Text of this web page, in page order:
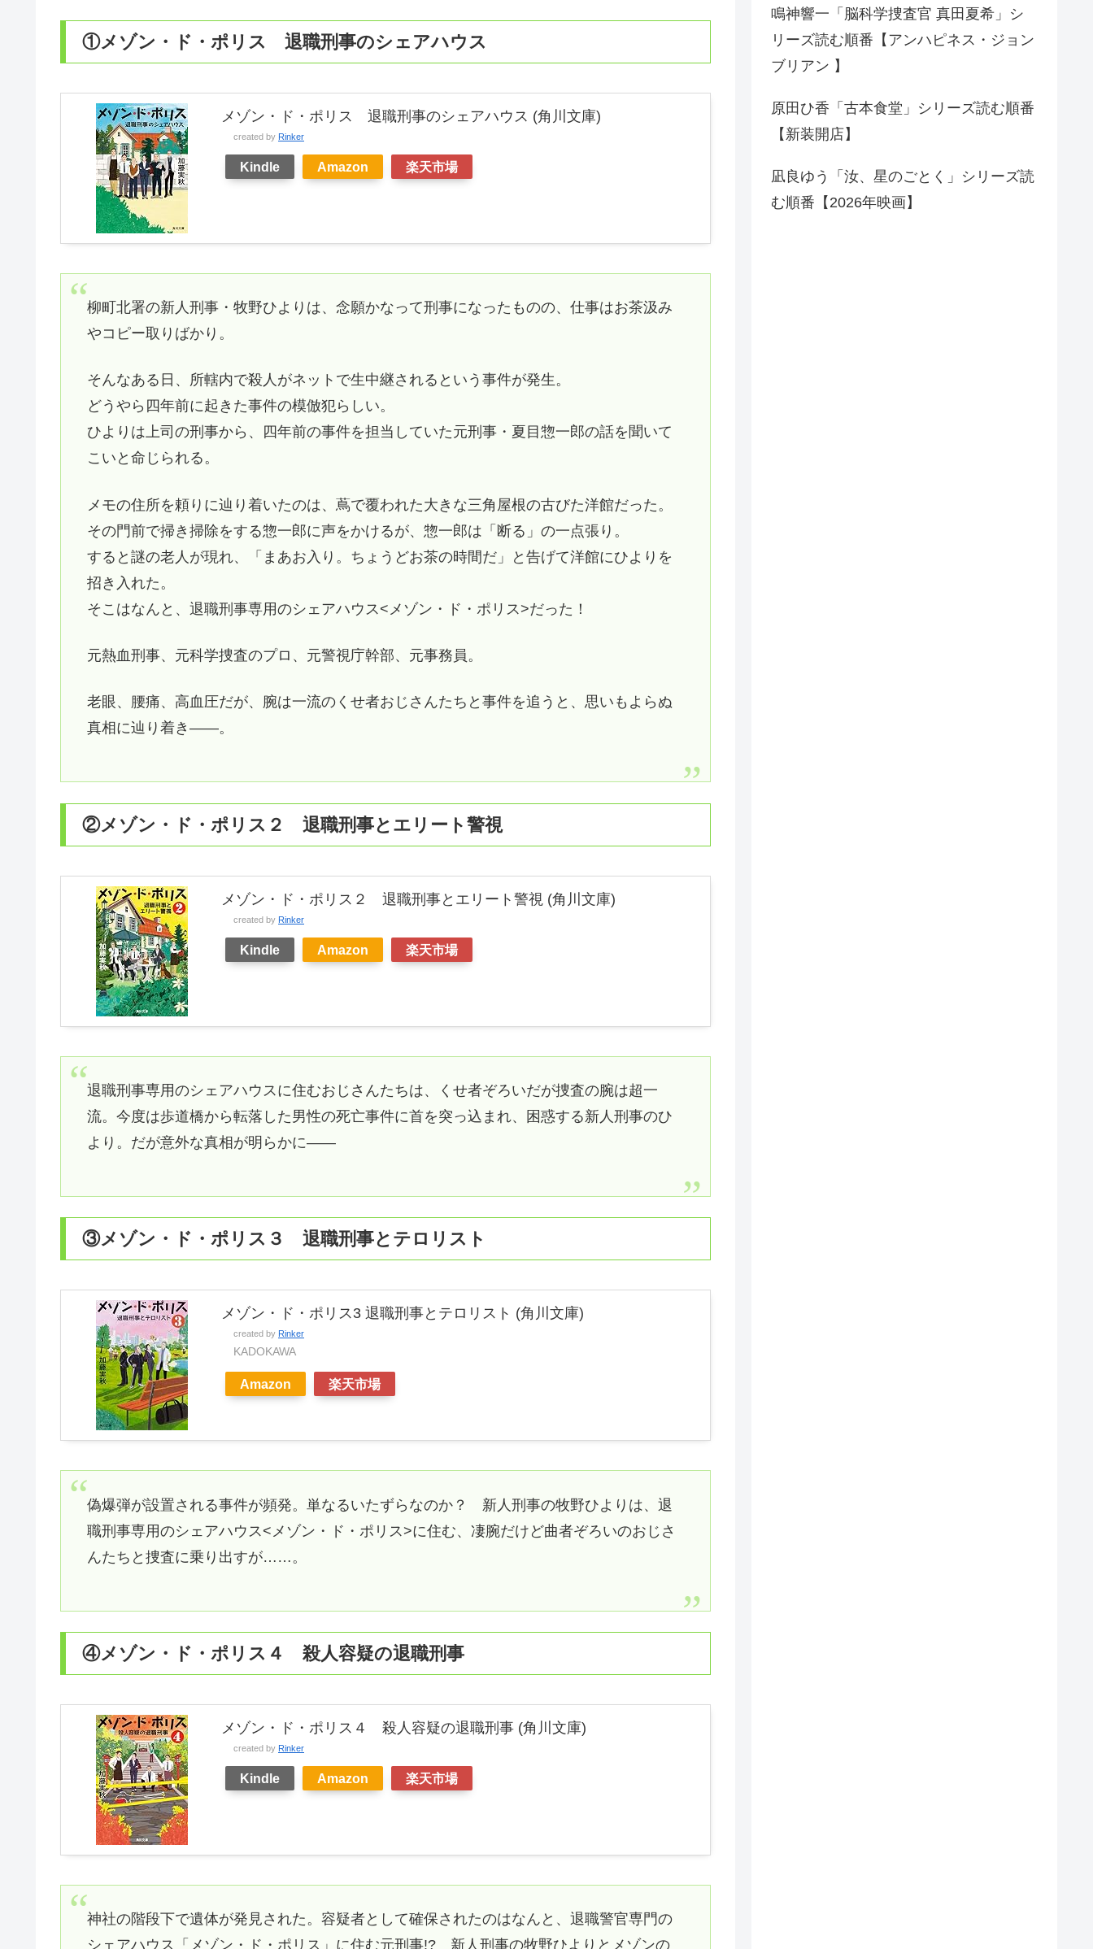
①メゾン・ド・ポリス 退職刑事のシェアハウス
メゾン・ド・ポリス 退職刑事のシェアハウス (角川文庫)
created by Rinker
Kindle Amazon 楽天市場
柳町北署の新人刑事・牧野ひよりは、念願かなって刑事になったものの、仕事はお茶汲み
やコピー取りばかり。
そんなある日、所轄内で殺人がネットで生中継されるという事件が発生。
どうやら四年前に起きた事件の模倣犯らしい。
ひよりは上司の刑事から、四年前の事件を担当していた元刑事・夏目惣一郎の話を聞いて
こいと命じられる。
メモの住所を頼りに辿り着いたのは、蔦で覆われた大きな三角屋根の古びた洋館だった。
その門前で掃き掃除をする惣一郎に声をかけるが、惣一郎は「断る」の一点張り。
すると謎の老人が現れ、「まあお入り。ちょうどお茶の時間だ」と告げて洋館にひよりを
招き入れた。
そこはなんと、退職刑事専用のシェアハウス<メゾン・ド・ポリス>だった！
元熱血刑事、元科学捜査のプロ、元警視庁幹部、元事務員。
老眼、腰痛、高血圧だが、腕は一流のくせ者おじさんたちと事件を追うと、思いもよらぬ
真相に辿り着き――。
②メゾン・ド・ポリス２ 退職刑事とエリート警視
メゾン・ド・ポリス２ 退職刑事とエリート警視 (角川文庫)
created by Rinker
Kindle Amazon 楽天市場
退職刑事専用のシェアハウスに住むおじさんたちは、くせ者ぞろいだが捜査の腕は超一
流。今度は歩道橋から転落した男性の死亡事件に首を突っ込まれ、困惑する新人刑事のひ
より。だが意外な真相が明らかに――
③メゾン・ド・ポリス３ 退職刑事とテロリスト
メゾン・ド・ポリス3 退職刑事とテロリスト (角川文庫)
created by Rinker
KADOKAWA
Amazon 楽天市場
偽爆弾が設置される事件が頻発。単なるいたずらなのか？ 新人刑事の牧野ひよりは、退
職刑事専用のシェアハウス<メゾン・ド・ポリス>に住む、凄腕だけど曲者ぞろいのおじさ
んたちと捜査に乗り出すが……。
④メゾン・ド・ポリス４ 殺人容疑の退職刑事
メゾン・ド・ポリス４ 殺人容疑の退職刑事 (角川文庫)
created by Rinker
Kindle Amazon 楽天市場
神社の階段下で遺体が発見された。容疑者として確保されたのはなんと、退職警官専門の
シェアハウス「メゾン・ド・ポリス」に住む元刑事!? 新人刑事の牧野ひよりとメゾンの
鳴神響一「脳科学捜査官 真田夏希」シ
リーズ読む順番【アンハピネス・ジョン
ブリアン 】
原田ひ香「古本食堂」シリーズ読む順番
【新装開店】
凪良ゆう「汝、星のごとく」シリーズ読
む順番【2026年映画】